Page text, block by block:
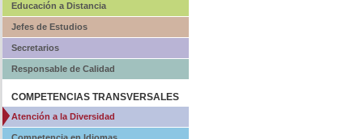
Educación a Distancia
Jefes de Estudios
Secretarios
Responsable de Calidad
COMPETENCIAS TRANSVERSALES
Atención a la Diversidad